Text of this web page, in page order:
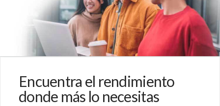
Encuentra el rendimiento
donde más lo necesitas